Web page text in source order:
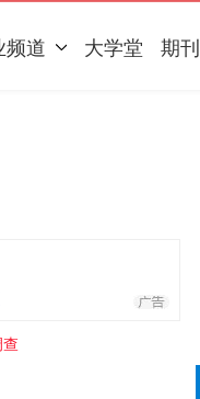
频道 大学堂 期刊